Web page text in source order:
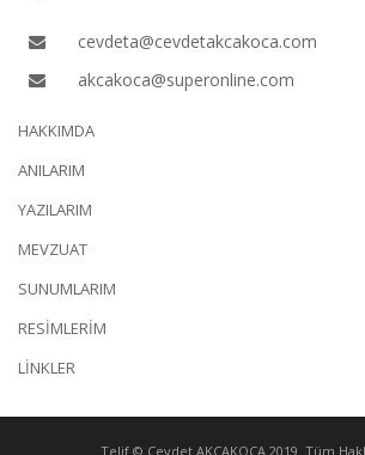
cevdeta@cevdetakcakoca.com
akcakoca@superonline.com
HAKKIMDA
ANILARIM
YAZILARIM
MEVZUAT
SUNUMLARIM
RESİMLERİM
LİNKLER
Telif © Cevdet AKÇAKOCA 2019. Tüm